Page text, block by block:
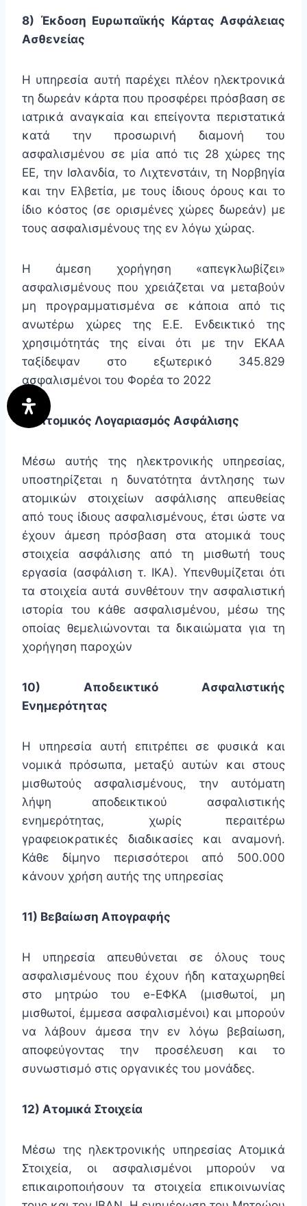
8) Έκδοση Ευρωπαϊκής Κάρτας Ασφάλειας
Ασθενείας
Η υπηρεσία αυτή παρέχει πλέον ηλεκτρονικά
τη δωρεάν κάρτα που προσφέρει πρόσβαση σε
ιατρικά αναγκαία και επείγοντα περιστατικά
κατά την προσωρινή διαμονή του
ασφαλισμένου σε μία από τις 28 χώρες της
ΕΕ, την Ισλανδία, το Λιχτενστάιν, τη Νορβηγία
και την Ελβετία, με τους ίδιους όρους και το
ίδιο κόστος (σε ορισμένες χώρες δωρεάν) με
τους ασφαλισμένους της εν λόγω χώρας.
Η άμεση χορήγηση «απεγκλωβίζει»
ασφαλισμένους που χρειάζεται να μεταβούν
μη προγραμματισμένα σε κάποια από τις
ανωτέρω χώρες της Ε.Ε. Ενδεικτικό της
χρησιμότητάς της είναι ότι με την ΕΚΑΑ
ταξίδεψαν στο εξωτερικό 345.829
ασφαλισμένοι του Φορέα το 2022
9) Ατομικός Λογαριασμός Ασφάλισης
Μέσω αυτής της ηλεκτρονικής υπηρεσίας,
υποστηρίζεται η δυνατότητα άντλησης των
ατομικών στοιχείων ασφάλισης απευθείας
από τους ίδιους ασφαλισμένους, έτσι ώστε να
έχουν άμεση πρόσβαση στα ατομικά τους
στοιχεία ασφάλισης από τη μισθωτή τους
εργασία (ασφάλιση τ. ΙΚΑ). Υπενθυμίζεται ότι
τα στοιχεία αυτά συνθέτουν την ασφαλιστική
ιστορία του κάθε ασφαλισμένου, μέσω της
οποίας θεμελιώνονται τα δικαιώματα για τη
χορήγηση παροχών
10) Αποδεικτικό Ασφαλιστικής
Ενημερότητας
Η υπηρεσία αυτή επιτρέπει σε φυσικά και
νομικά πρόσωπα, μεταξύ αυτών και στους
μισθωτούς ασφαλισμένους, την αυτόματη
λήψη αποδεικτικού ασφαλιστικής
ενημερότητας, χωρίς περαιτέρω
γραφειοκρατικές διαδικασίες και αναμονή.
Κάθε δίμηνο περισσότεροι από 500.000
κάνουν χρήση αυτής της υπηρεσίας
11) Βεβαίωση Απογραφής
Η υπηρεσία απευθύνεται σε όλους τους
ασφαλισμένους που έχουν ήδη καταχωρηθεί
στο μητρώο του e-ΕΦΚΑ (μισθωτοί, μη
μισθωτοί, έμμεσα ασφαλισμένοι) και μπορούν
να λάβουν άμεσα την εν λόγω βεβαίωση,
αποφεύγοντας την προσέλευση και το
συνωστισμό στις οργανικές του μονάδες.
12) Ατομικά Στοιχεία
Μέσω της ηλεκτρονικής υπηρεσίας Ατομικά
Στοιχεία, οι ασφαλισμένοι μπορούν να
επικαιροποιήσουν τα στοιχεία επικοινωνίας